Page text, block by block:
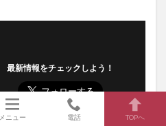
最新情報をチェックしよう！
メニュー 電話 TOPへ